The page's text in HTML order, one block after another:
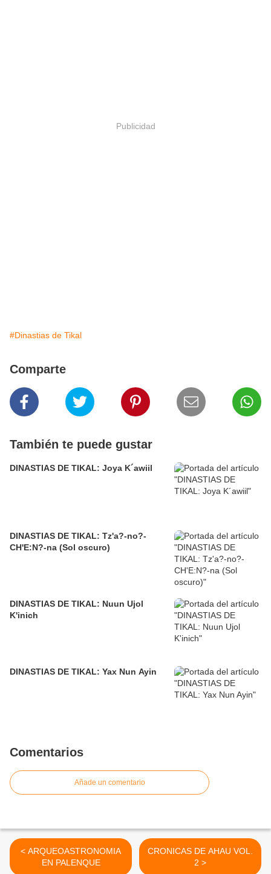
Publicidad
#Dinastias de Tikal
Comparte
También te puede gustar
DINASTIAS DE TIKAL: Joya K´awiil
DINASTIAS DE TIKAL: Tz'a?-no?-
CH'E:N?-na (Sol oscuro)
DINASTIAS DE TIKAL: Nuun Ujol
K'inich
DINASTIAS DE TIKAL: Yax Nun Ayin
Comentarios
Añade un comentario
< ARQUEOASTRONOMIA
EN PALENQUE
CRONICAS DE AHAU VOL.
2 >